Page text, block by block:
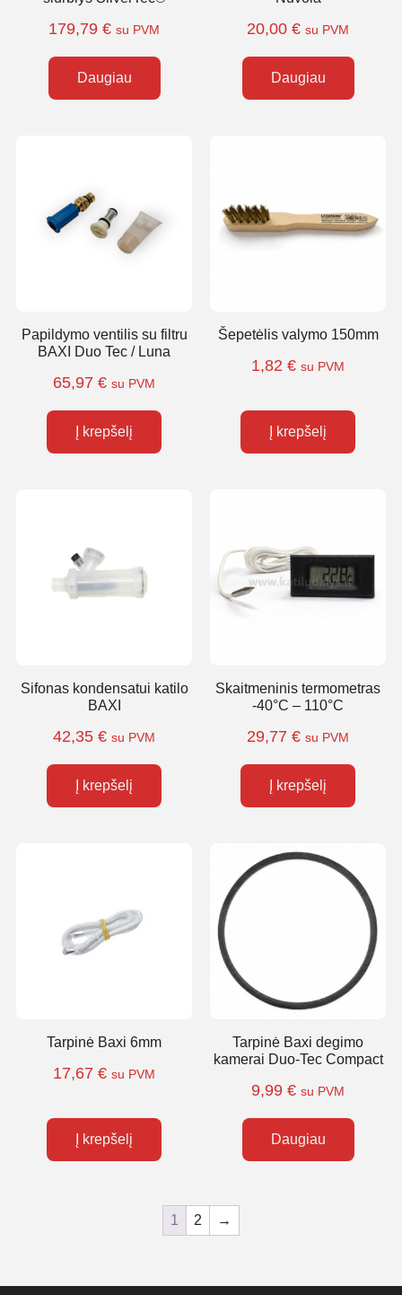
179,79 € su PVM
Daugiau
20,00 € su PVM
Daugiau
Papildymo ventilis su filtru
BAXI Duo Tec / Luna
65,97 € su PVM
Į krepšelį
Šepetėlis valymo 150mm
1,82 € su PVM
Į krepšelį
Sifonas kondensatui katilo
BAXI
42,35 € su PVM
Į krepšelį
Skaitmeninis termometras
-40°C – 110°C
29,77 € su PVM
Į krepšelį
Tarpinė Baxi 6mm
17,67 € su PVM
Į krepšelį
Tarpinė Baxi degimo
kamerai Duo-Tec Compact
9,99 € su PVM
Daugiau
1 2 →